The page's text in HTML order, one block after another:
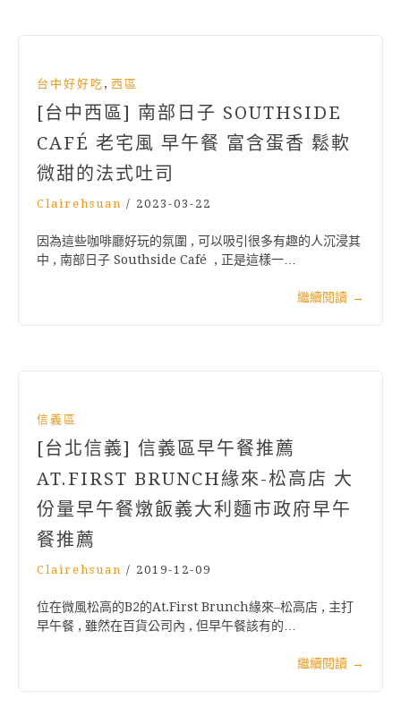
台中好好吃 , 西區
[台中西區] 南部日子 SOUTHSIDE
CAFÉ 老宅風 早午餐 富含蛋香 鬆軟
微甜的法式吐司
Clairehsuan / 2023-03-22
因為這些咖啡廳好玩的氛圍 , 可以吸引很多有趣的人沉浸其
中 , 南部日子 Southside Café , 正是這樣一…
繼續閱讀 →
信義區
[台北信義] 信義區早午餐推薦
AT.FIRST BRUNCH緣來-松高店 大
份量早午餐燉飯義大利麵市政府早午
餐推薦
Clairehsuan / 2019-12-09
位在微風松高的B2的At.First Brunch緣來–松高店 , 主打
早午餐 , 雖然在百貨公司內 , 但早午餐該有的…
繼續閱讀 →